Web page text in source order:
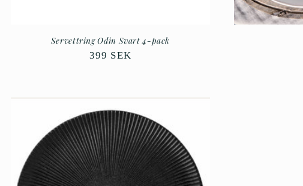
Servettring Odin Svart 4-pack
Ordinarie
399 SEK